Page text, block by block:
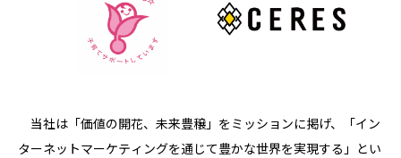
当社は「価値の開花、未来豊穣」をミッションに掲げ、「イン
ターネットマーケティングを通じて豊かな世界を実現する」とい